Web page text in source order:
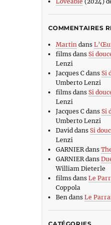
COMMENTAIRES
Martin dans
filmsdans Si
Lenzi
Jacques Cdans Si
Umberto Lenzi
filmsdans Si
Lenzi
Jacques Cdans Si
Umberto Lenzi
David dans Si
Lenzi
GARNIERdans
GARNIERdans
William Dieterle
filmsdans Le
Coppola
Ben dans Le